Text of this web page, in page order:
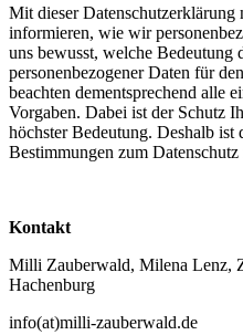
Mit dieser Datenschutzerklärung
informieren, wie wir
uns bewusst, welche Bedeutung
personenbezogener Daten für
beachten dementsprechend alle
Vorgaben. Dabei ist der Schutz
höchster Bedeutung. Deshalb ist
Bestimmungen zum
Kontakt
Milli Zauberwald, Milena Lenz,
Hachenburg
info(at)milli-zauberwald.de